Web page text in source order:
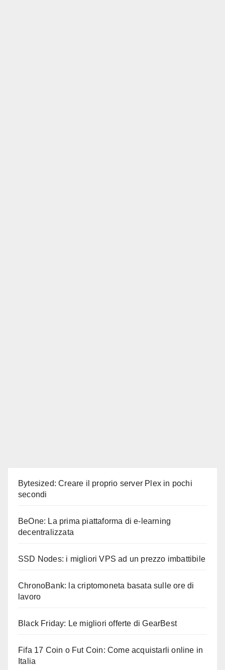
Bytesized: Creare il proprio server Plex in pochi
secondi
BeOne: La prima piattaforma di e-learning
decentralizzata
SSD Nodes: i migliori VPS ad un prezzo imbattibile
ChronoBank: la criptomoneta basata sulle ore di
lavoro
Black Friday: Le migliori offerte di GearBest
Fifa 17 Coin o Fut Coin: Come acquistarli online in
Italia